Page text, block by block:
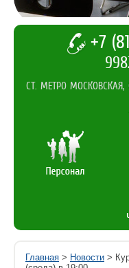
+7
СТ. МЕТРО
Главная > Новости >